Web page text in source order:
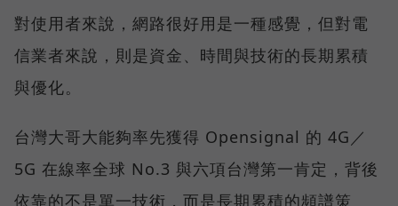
對使用者來說，網路很好用是一種感覺，但對電
信業者來說，則是資金、時間與技術的長期累積
與優化。
台灣大哥大能夠率先獲得 Opensignal 的 4G／
5G 在線率全球 No.3 與六項台灣第一肯定，背後
依靠的不是單一技術，而是長期累積的頻譜策